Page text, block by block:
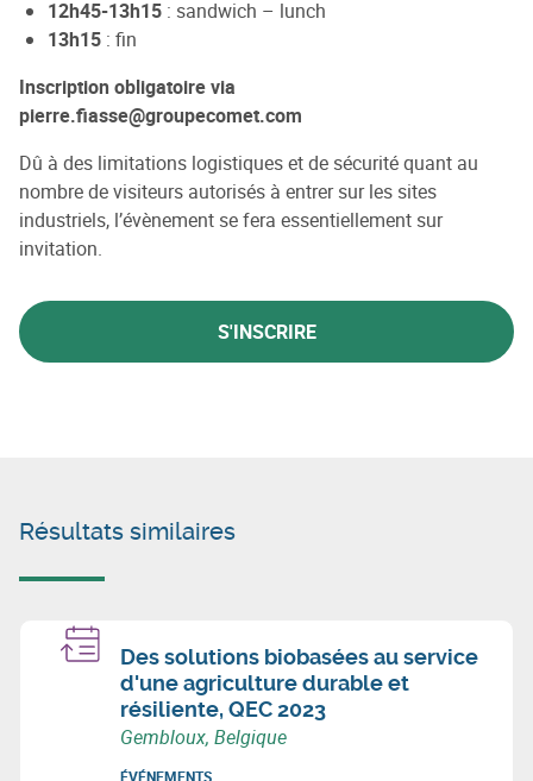
12h45-13h15 : sandwich – lunch
13h15 : fin
Inscription obligatoire via
pierre.fiasse@groupecomet.com
Dû à des limitations logistiques et de sécurité quant au
nombre de visiteurs autorisés à entrer sur les sites
industriels, l’évènement se fera essentiellement sur
invitation.
S'INSCRIRE
Résultats similaires
Des solutions biobasées au service
d'une agriculture durable et
résiliente, QEC 2023
Gembloux, Belgique
ÉVÉNEMENTS